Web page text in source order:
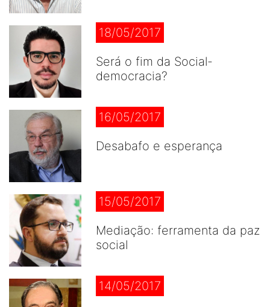
18/05/2017
Será o fim da Social-
democracia?
16/05/2017
Desabafo e esperança
15/05/2017
Mediação: ferramenta da paz
social
14/05/2017